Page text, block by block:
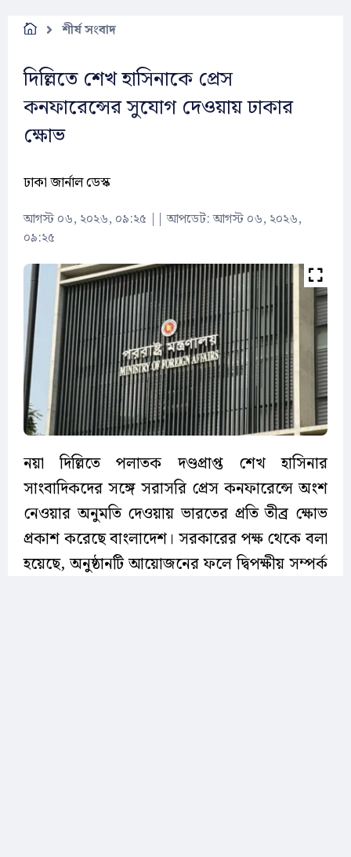
শীর্ষ সংবাদ
দিল্লিতে শেখ হাসিনাকে প্রেস
কনফারেন্সের সুযোগ দেওয়ায় ঢাকার
ক্ষোভ
ঢাকা জার্নাল ডেস্ক
আগস্ট ০৬, ২০২৬, ০৯:২৫ ||আপডেট: আগস্ট ০৬, ২০২৬,
০৯:২৫
নয়া দিল্লিতে পলাতক দণ্ডপ্রাপ্ত শেখ হাসিনার
সাংবাদিকদের সঙ্গে সরাসরি প্রেস কনফারেন্সে অংশ
নেওয়ার অনুমতি দেওয়ায় ভারতের প্রতি তীব্র ক্ষোভ
প্রকাশ করেছে বাংলাদেশ। সরকারের পক্ষ থেকে বলা
হয়েছে, অনুষ্ঠানটি আয়োজনের ফলে দ্বিপক্ষীয় সম্পর্ক